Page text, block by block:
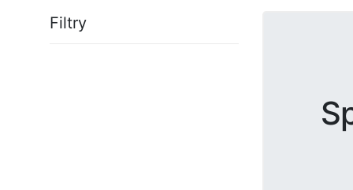
Filtry